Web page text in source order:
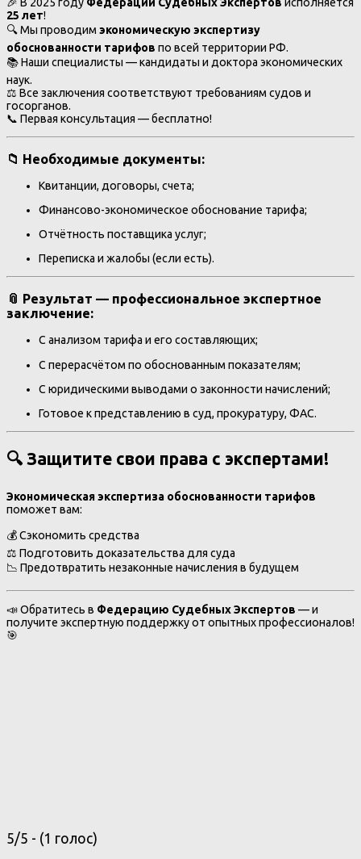
25 лет!
🔍 Мы проводим экономическую экспертизу
обоснованности тарифов по всей территории РФ.
📚 Наши специалисты — кандидаты и доктора экономических
наук.
⚖ Все заключения соответствуют требованиям судов и
госорганов.
📞 Первая консультация — бесплатно!
📁 Необходимые документы:
Квитанции, договоры, счета;
Финансово-экономическое обоснование тарифа;
Отчётность поставщика услуг;
Переписка и жалобы (если есть).
📎 Результат — профессиональное экспертное
заключение:
С анализом тарифа и его составляющих;
С перерасчётом по обоснованным показателям;
С юридическими выводами о законности начислений;
Готовое к представлению в суд, прокуратуру, ФАС.
🔍 Защитите свои права с экспертами!
Экономическая экспертиза обоснованности тарифов
поможет вам:
💰 Сэкономить средства
⚖ Подготовить доказательства для суда
📉 Предотвратить незаконные начисления в будущем
📣 Обратитесь в Федерацию Судебных Экспертов — и
получите экспертную поддержку от опытных профессионалов!
🎯
5/5 - (1 голос)